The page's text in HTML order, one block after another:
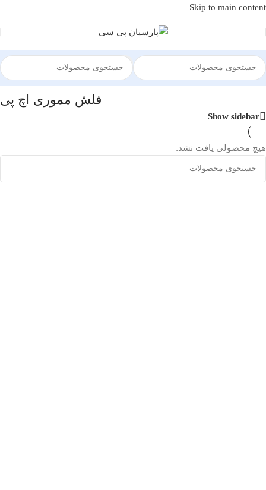
Skip to main content
خانه/تجهیزات ذخیره سازی/فلش درایو /فلش مموری اچ پی
فلش مموری اچ پی
Show sidebar
هیچ محصولی یافت نشد.